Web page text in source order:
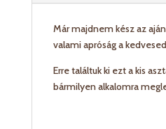
Már majdnem kész az
valami apróság a
Erre találtuk ki ezt a kis
bármilyen alkalomra